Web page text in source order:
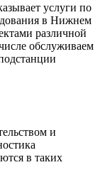
услуги по
в Нижнем
различной
обслуживаем
и
в таких